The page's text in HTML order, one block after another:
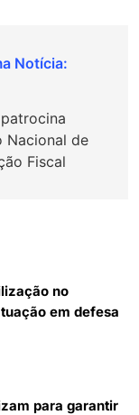
Nacional de
Fiscal
no
em defesa
para garantir